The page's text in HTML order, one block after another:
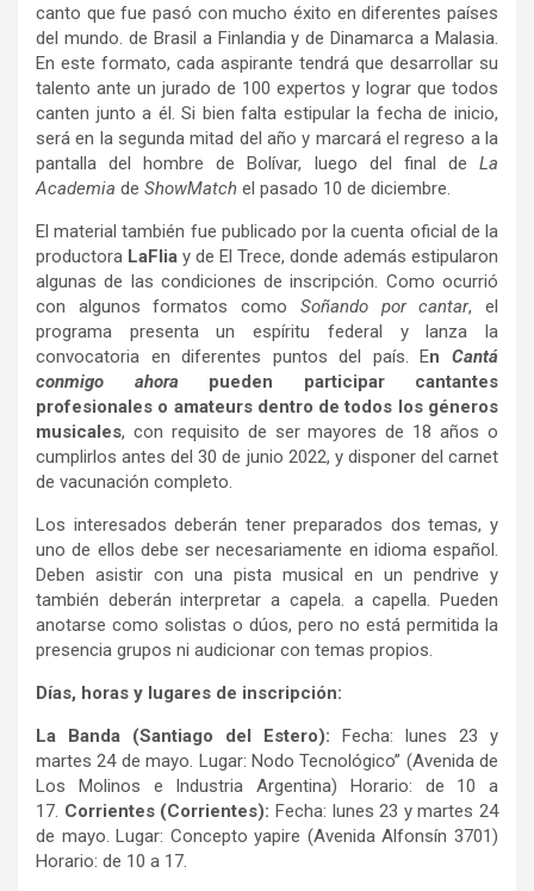
canto que fue pasó con mucho éxito en diferentes países
del mundo. de Brasil a Finlandia y de Dinamarca a Malasia.
En este formato, cada aspirante tendrá que desarrollar su
talento ante un jurado de 100 expertos y lograr que todos
canten junto a él. Si bien falta estipular la fecha de inicio,
será en la segunda mitad del año y marcará el regreso a la
pantalla del hombre de Bolívar, luego del final de La
Academia de ShowMatch el pasado 10 de diciembre.
El material también fue publicado por la cuenta oficial de la
productora LaFlia y de El Trece, donde además estipularon
algunas de las condiciones de inscripción. Como ocurrió
con algunos formatos como Soñando por cantar, el
programa presenta un espíritu federal y lanza la
convocatoria en diferentes puntos del país. EnCantá
conmigo ahora pueden participar cantantes
profesionales o amateurs dentro de todos los géneros
musicales, con requisito de ser mayores de 18 años o
cumplirlos antes del 30 de junio 2022, y disponer del carnet
de vacunación completo.
Los interesados deberán tener preparados dos temas, y
uno de ellos debe ser necesariamente en idioma español.
Deben asistir con una pista musical en un pendrive y
también deberán interpretar a capela. a capella. Pueden
anotarse como solistas o dúos, pero no está permitida la
presencia grupos ni audicionar con temas propios.
Días, horas y lugares de inscripción:
La Banda (Santiago del Estero): Fecha: lunes 23 y
martes 24 de mayo. Lugar: Nodo Tecnológico” (Avenida de
Los Molinos e Industria Argentina) Horario: de 10 a
17. Corrientes (Corrientes): Fecha: lunes 23 y martes 24
de mayo. Lugar: Concepto yapire (Avenida Alfonsín 3701)
Horario: de 10 a 17.